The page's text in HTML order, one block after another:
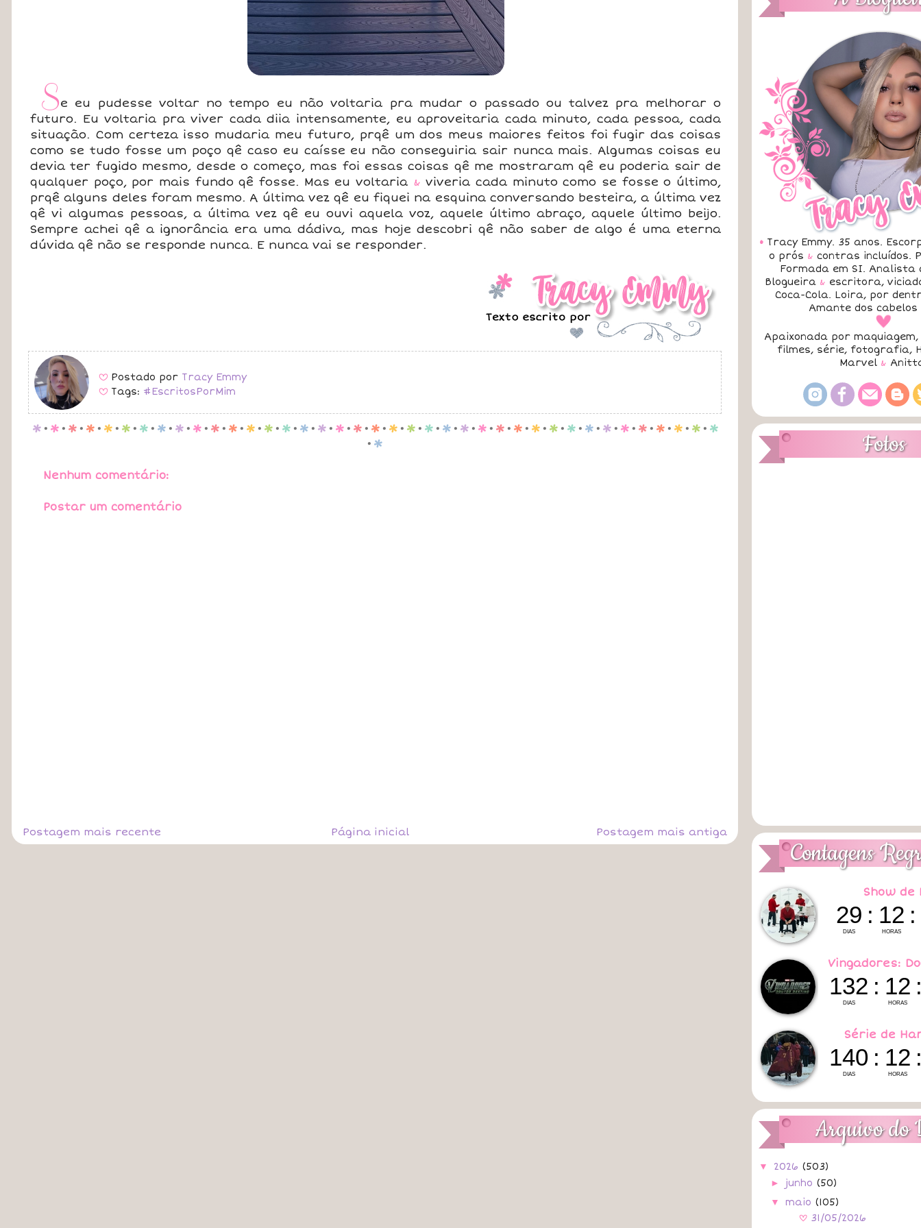
Se eu pudesse voltar no tempo eu não voltaria pra mudar o passado ou talvez pra melhorar o
futuro. Eu voltaria pra viver cada diia intensamente, eu aproveitaria cada minuto, cada pessoa, cada
situação. Com certeza isso mudaria meu futuro, prqê um dos meus maiores feitos foi fugir das coisas
como se tudo fosse um poço qê caso eu caísse eu não conseguiria sair nunca mais. Algumas coisas eu
devia ter fugido mesmo, desde o começo, mas foi essas coisas qê me mostraram qê eu poderia sair de
qualquer poço, por mais fundo qê fosse. Mas eu voltaria & viveria cada minuto como se fosse o último,
prqê alguns deles foram mesmo. A última vez qê eu fiquei na esquina conversando besteira, a última vez
qê vi algumas pessoas, a última vez qê eu ouvi aquela voz, aquele último abraço, aquele último beijo.
Sempre achei qê a ignorância era uma dádiva, mas hoje descobri qê não saber de algo é uma eterna
dúvida qê não se responde nunca. E nunca vai se responder.
B Postado por Tracy Emmy
B Tags: #EscritosPorMim
p . p . p . p . p . p . p . p . p . p . p . p . p . p . p . p . p . p . p . p . p . p . p . p . p . p . p . p . p . p . p . p . p . p . p . p . p . p . p
. p
Nenhum comentário:
Postar um comentário
Postagem mais recente Postagem mais antiga
Página inicial
• Tracy Emmy. 35 anos.
o prós & contras incluídos.
Formada em SI. Analista
Blogueira & escritora,
Coca-Cola. Loira, por
Amante dos
a
Apaixonada por maquiagem,
filmes, série, fotografia,
Marvel &
Fotos
Contagens
Show de
Vingadores:
Série de
Arquivo do
▼ 2026 (503)
► junho (50)
▼ maio (105)
A 31/05/2026